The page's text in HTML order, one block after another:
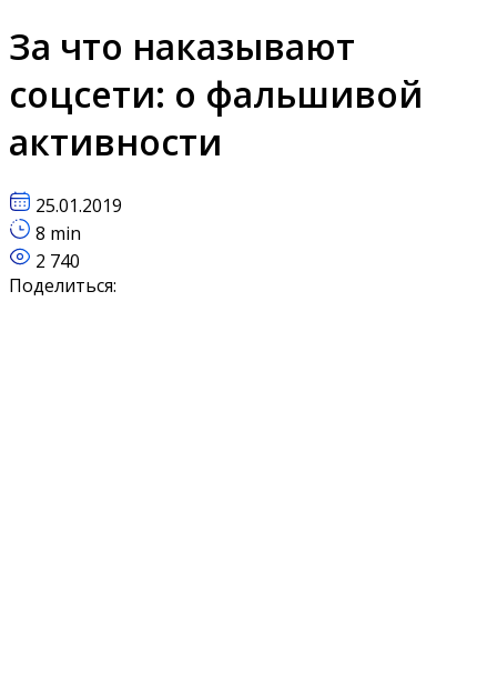
За что наказывают
соцсети: о фальшивой
активности
25.01.2019
8 min
2 740
Поделиться: